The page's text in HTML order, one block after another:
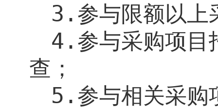
3. 参与限额以上
4. 参与采购项目
查；
5. 参与相关采购